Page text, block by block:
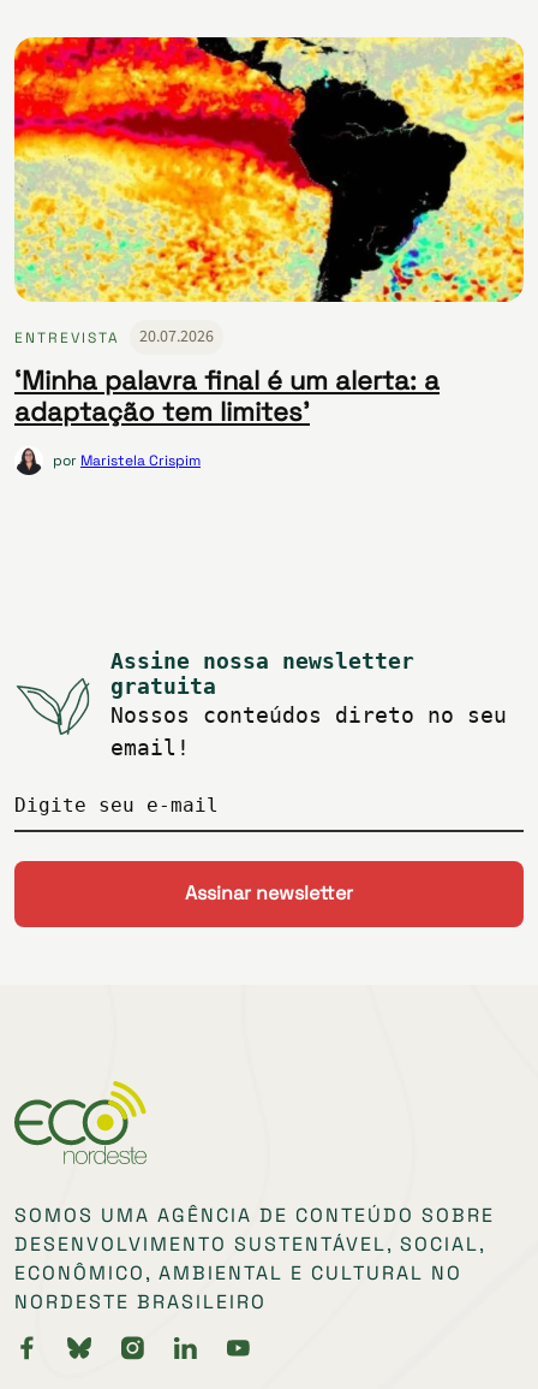
ENTREVISTA 20.07.2026
‘Minha palavra final é um alerta: a
adaptação tem limites’
por Maristela Crispim
Assine nossa newsletter
gratuita
Nossos conteúdos direto no seu
email!
Digite seu e-mail
SOMOS UMA AGÊNCIA DE CONTEÚDO SOBRE
DESENVOLVIMENTO SUSTENTÁVEL, SOCIAL,
ECONÔMICO, AMBIENTAL E CULTURAL NO
NORDESTE BRASILEIRO